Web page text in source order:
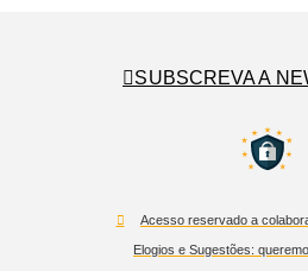
SUBSCREVA A
Acesso reservado a
Elogios e Sugestões: